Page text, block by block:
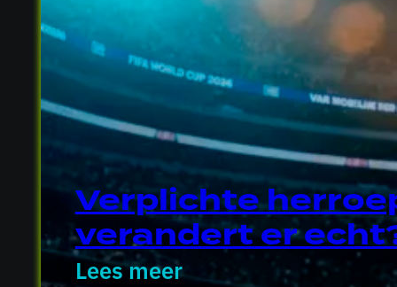
Verplichte
verandert er
Lees meer